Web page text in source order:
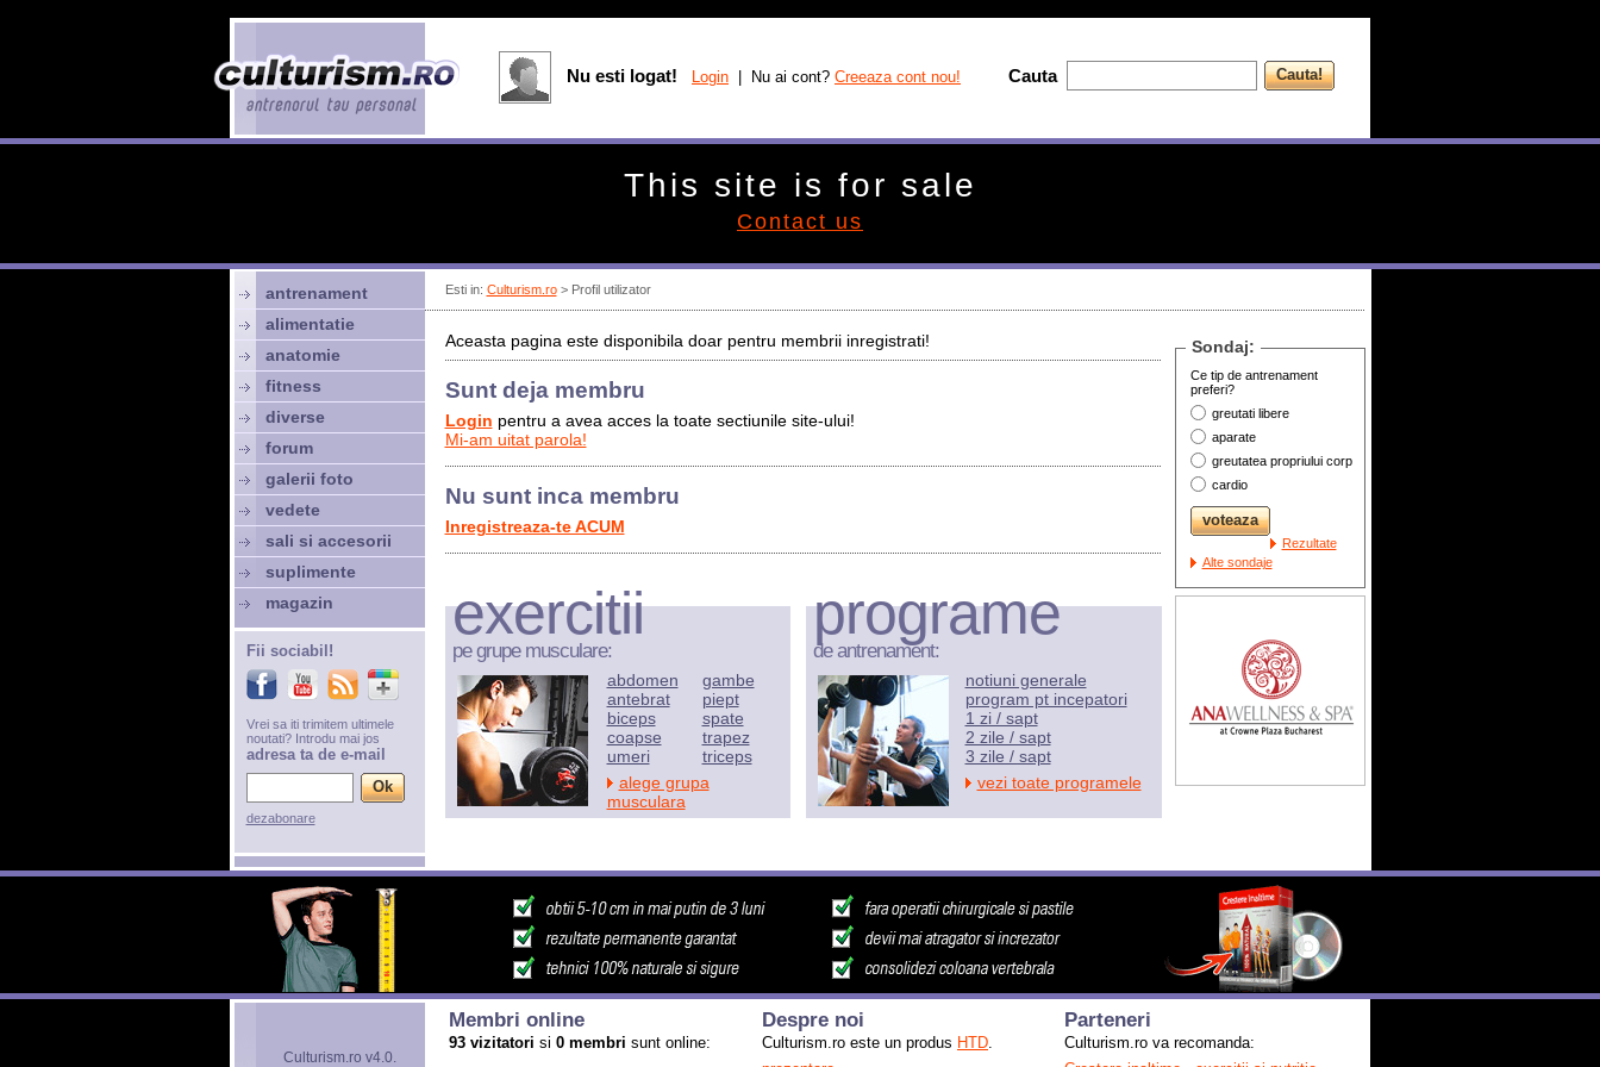
Esti in: Culturism.ro> Profil utilizator
Aceasta pagina este disponibila doar pentru membrii inregistrati!
Sunt deja membru
Login pentru a avea acces la toate sectiunile site-ului!
Mi-am uitat parola!
Nu sunt inca membru
Inregistreaza-te ACUM
Sondaj:
Ce tip de antrenament
preferi?
greutati libere
aparate
greutatea propriului corp
cardio
Rezultate
Alte sondaje
exercitii
pe grupe musculare:
abdomen
antebrat
biceps
coapse
umeri
gambe
piept
spate
trapez
triceps
alege grupa
musculara
programe
de antrenament:
notiuni generale
program pt incepatori
1 zi / sapt
2 zile / sapt
3 zile / sapt
vezi toate programele
antrenament
alimentatie
anatomie
fitness
diverse
forum
galerii foto
vedete
sali si accesorii
suplimente
magazin
Fii sociabil!
Vrei sa iti trimitem ultimele
noutati? Introdu mai jos
adresa ta de e-mail
dezabonare
Culturism.ro v4.0.
Membri online
93 vizitatori si 0 membri sunt online:
Despre noi
Culturism.ro este un produs HTD.
Parteneri
Culturism.ro va recomanda:
Nu esti logat! Login | Nu ai cont? Creeaza cont nou! Cauta
This site is for sale
Contact us